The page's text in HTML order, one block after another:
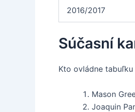
2016/2017
Súčasní
Kto ovládne
Mason
Joaquin